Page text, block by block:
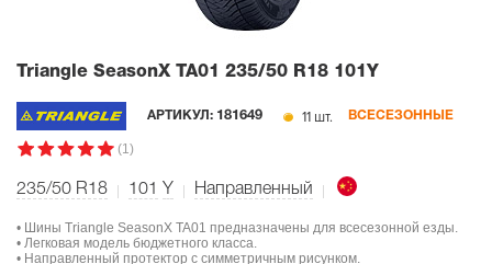
Triangle SeasonX TA01 235/50 R18 101Y
АРТИКУЛ: 181649 11 шт. ВСЕСЕЗОННЫЕ
(1)
235/50 R18 101 Y Направленный
• Шины Triangle SeasonX TA01 предназначены для всесезонной езды.
• Легковая модель бюджетного класса.
• Направленный протектор с симметричным рисунком.